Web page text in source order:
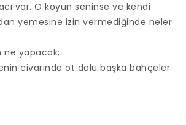
var. O koyun seninse ve kendi
yemesine izin vermediğinde neler
ne yapacak;
civarında ot dolu başka bahçeler